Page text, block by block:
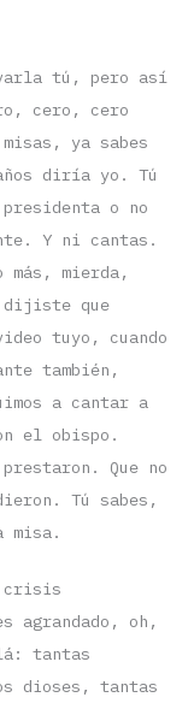
tú, pero así
cero, cero
ya sabes
diría yo. Tú
o no
Y ni cantas.
mierda,
dijiste que
tuyo, cuando
también,
a cantar a
el obispo.
Que no
Tú sabes,
misa.
crisis
agrandado, oh,
tantas
dioses, tantas